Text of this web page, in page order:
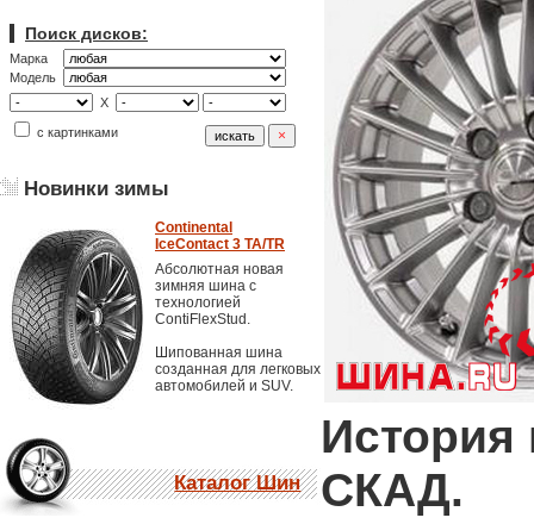
Поиск дисков:
Марка
Модель
X
с картинками
Новинки зимы
Continental
IceContact 3 TA/TR
Абсолютная новая
зимняя шина с
технологией
ContiFlexStud.
Шипованная шина
созданная для легковых
автомобилей и SUV.
Каталог Шин
История
СКАД.